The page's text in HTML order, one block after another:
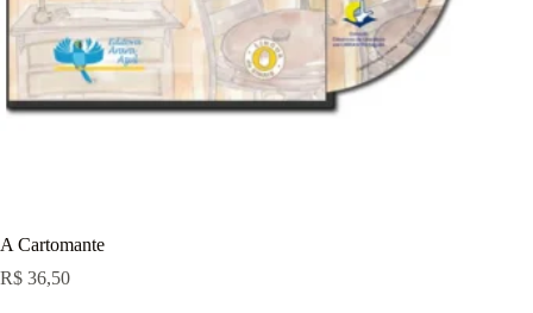
A Cartomante
R$ 36,50